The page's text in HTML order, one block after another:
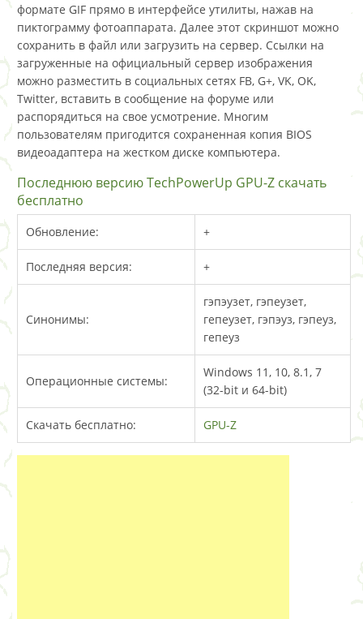
формате GIF прямо в интерфейсе утилиты, нажав на
пиктограмму фотоаппарата. Далее этот скриншот можно
сохранить в файл или загрузить на сервер. Ссылки на
загруженные на официальный сервер изображения
можно разместить в социальных сетях FB, G+, VK, OK,
Twitter, вставить в сообщение на форуме или
распорядиться на свое усмотрение. Многим
пользователям пригодится сохраненная копия BIOS
видеоадаптера на жестком диске компьютера.
Последнюю версию TechPowerUp GPU-Z скачать
бесплатно
Обновление: +
Последняя версия: +
Синонимы:
гэпэузет, гэпеузет,
гепеузет, гэпэуз, гэпеуз,
гепеуз
Операционные системы:
Windows 11, 10, 8.1, 7
(32-bit и 64-bit)
Скачать бесплатно: GPU-Z